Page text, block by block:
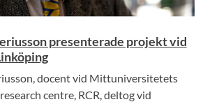
presenterade projekt vid
docent vid Mittuniversitetets
centre, RCR, deltog vid